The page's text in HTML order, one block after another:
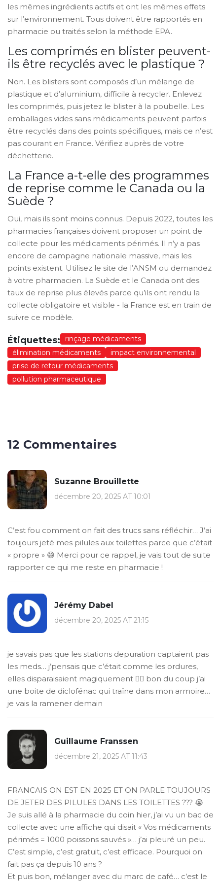
les mêmes ingrédients actifs et ont les mêmes effets
sur l’environnement. Tous doivent être rapportés en
pharmacie ou traités selon la méthode EPA.
Les comprimés en blister peuvent-
ils être recyclés avec le plastique ?
Non. Les blisters sont composés d’un mélange de
plastique et d’aluminium, difficile à recycler. Enlevez
les comprimés, puis jetez le blister à la poubelle. Les
emballages vides sans médicaments peuvent parfois
être recyclés dans des points spécifiques, mais ce n’est
pas courant en France. Vérifiez auprès de votre
déchetterie.
La France a-t-elle des programmes
de reprise comme le Canada ou la
Suède ?
Oui, mais ils sont moins connus. Depuis 2022, toutes les
pharmacies françaises doivent proposer un point de
collecte pour les médicaments périmés. Il n’y a pas
encore de campagne nationale massive, mais les
points existent. Utilisez le site de l’ANSM ou demandez
à votre pharmacien. La Suède et le Canada ont des
taux de reprise plus élevés parce qu’ils ont rendu la
collecte obligatoire et visible - la France est en train de
suivre ce modèle.
Étiquettes:
rinçage médicaments
élimination médicaments
impact environnemental
prise de retour médicaments
pollution pharmaceutique
12 Commentaires
Suzanne Brouillette
décembre 20, 2025 AT 10:01
C’est fou comment on fait des trucs sans réfléchir… J’ai
toujours jeté mes pilules aux toilettes parce que c’était
« propre » 😅 Merci pour ce rappel, je vais tout de suite
rapporter ce qui me reste en pharmacie !
Jérémy Dabel
décembre 20, 2025 AT 21:15
je savais pas que les stations depuration captaient pas
les meds… j’pensais que c’était comme les ordures,
elles disparaisaient magiquement 🤦‍♂️ bon du coup j’ai
une boite de diclofénac qui traîne dans mon armoire…
je vais la ramener demain
Guillaume Franssen
décembre 21, 2025 AT 11:43
FRANCAIS ON EST EN 2025 ET ON PARLE TOUJOURS
DE JETER DES PILULES DANS LES TOILETTES ??? 😭
Je suis allé à la pharmacie du coin hier, j’ai vu un bac de
collecte avec une affiche qui disait « Vos médicaments
périmés = 1000 poissons sauvés »… j’ai pleuré un peu.
C’est simple, c’est gratuit, c’est efficace. Pourquoi on
fait pas ça depuis 10 ans ?
Et puis bon, mélanger avec du marc de café… c’est le